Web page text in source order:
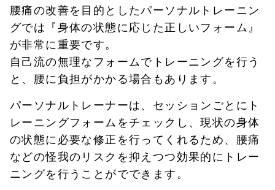
腰痛の改善を目的としたパーソナルトレーニン
グでは『身体の状態に応じた正しいフォーム』
が非常に重要です。
自己流の無理なフォームでトレーニングを行う
と、腰に負担がかかる場合もあります。
パーソナルトレーナーは、セッションごとにト
レーニングフォームをチェックし、現状の身体
の状態に必要な修正を行ってくれるため、腰痛
などの怪我のリスクを抑えつつ効果的にトレー
ニングを行うことがでできます。